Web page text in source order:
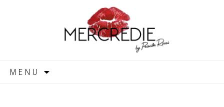
MERCREDIE
MENU